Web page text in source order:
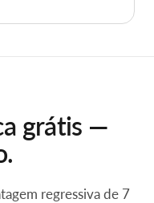
grátis —
regressiva de 7